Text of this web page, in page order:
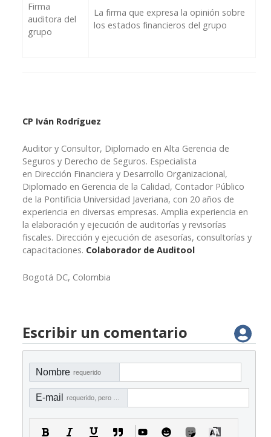
Firma
auditora del
grupo
La firma que expresa la opinión sobre
los estados financieros del grupo
CP Iván Rodríguez
Auditor y Consultor, Diplomado en Alta Gerencia de
Seguros y Derecho de Seguros. Especialista
en Dirección Financiera y Desarrollo Organizacional,
Diplomado en Gerencia de la Calidad, Contador Público
de la Pontificia Universidad Javeriana, con 20 años de
experiencia en diversas empresas. Amplia experiencia en
la elaboración y ejecución de auditorías y revisorías
fiscales. Dirección y ejecución de asesorías, consultorías y
capacitaciones. Colaborador de Auditool
Bogotá DC, Colombia
Escribir un comentario
Nombre requerido
E-mail